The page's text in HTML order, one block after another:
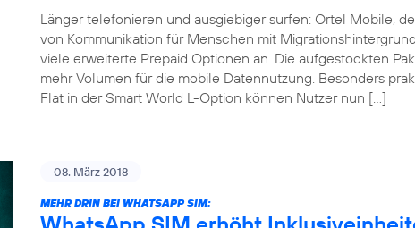
Länger telefonieren und ausgiebiger surfen: Ortel Mobile,
von Kommunikation für Menschen mit
viele erweiterte Prepaid Optionen an. Die aufgestockten
mehr Volumen für die mobile Datennutzung. Besonders
Flat in der Smart World L-Option können Nutzer nun […]
08. März 2018
MEHR DRIN BEI WHATSAPP SIM: